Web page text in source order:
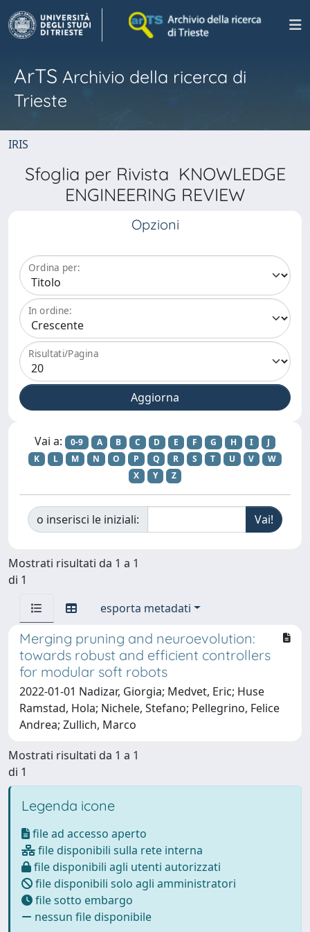
ArTS Archivio della ricerca di
Trieste
IRIS
Sfoglia per Rivista KNOWLEDGE
ENGINEERING REVIEW
Opzioni
Ordina per:
In ordine:
Risultati/Pagina
Vai a: 0-9 A B C D E F G H I
J
K
L M N O P Q R S T U V
W
X
Y Z
o inserisci le iniziali:
Mostrati risultati da 1 a 1
di 1
esporta metadati
Merging pruning and neuroevolution:
towards robust and efficient controllers
for modular soft robots
2022-01-01 Nadizar, Giorgia; Medvet, Eric; Huse
Ramstad, Hola; Nichele, Stefano; Pellegrino, Felice
Andrea; Zullich, Marco
Mostrati risultati da 1 a 1
di 1
Legenda icone
file ad accesso aperto
file disponibili sulla rete interna
file disponibili agli utenti autorizzati
file disponibili solo agli amministratori
file sotto embargo
nessun file disponibile